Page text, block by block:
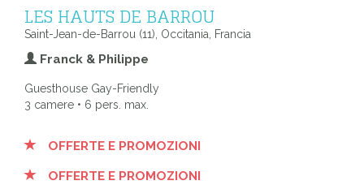
LES HAUTS DE BARROU
Saint-Jean-de-Barrou (11), Occitania, Francia
Franck & Philippe
Guesthouse Gay-Friendly
3 camere • 6 pers. max.
OFFERTE E PROMOZIONI
OFFERTE E PROMOZIONI